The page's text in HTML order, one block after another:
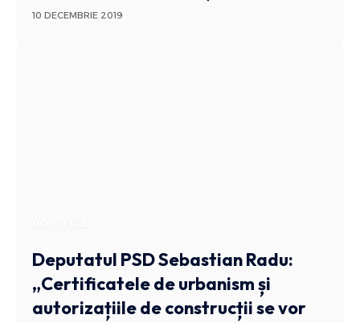
10 DECEMBRIE 2019
Deputatul PSD Sebastian Radu:
„Certificatele de urbanism și
autorizațiile de construcții se vor